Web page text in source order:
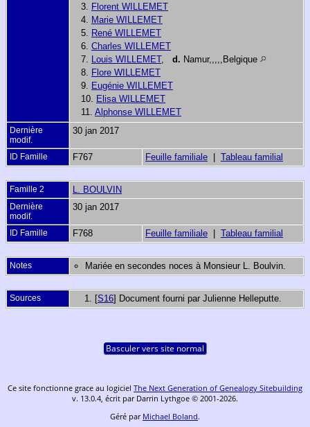
3.
Florent WILLEMET
4.
Marie WILLEMET
5.
René WILLEMET
6. Charles WILLEMET
7.
Louis WILLEMET, d. Namur,,,,,Belgique
8.
Flore WILLEMET
9.
Eugénie WILLEMET
10.
Elisa WILLEMET
11. Alphonse WILLEMET
Dernière
modif.
30 jan 2017
ID Famille F767 Feuille familiale Tableau familial
Famille 2 L. BOULVIN
Dernière
modif.
30 jan 2017
ID Famille F768 Feuille familiale Tableau familial
Notes Mariée en secondes noces à Monsieur L. Boulvin.
Sources [S16] Document fourni par Julienne Helleputte.
Basculer vers site normal
Ce site fonctionne grace au logiciel The Next Generation of Genealogy Sitebuilding
v. 13.0.4, écrit par Darrin Lythgoe © 2001-2026.
Géré par Michael Boland.